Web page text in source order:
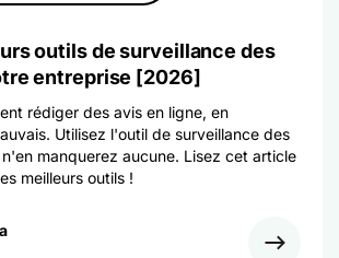
outils de surveillance des
entreprise [2026]
rédiger des avis en ligne, en
Utilisez l'outil de surveillance des
manquerez aucune. Lisez cet article
meilleurs outils !